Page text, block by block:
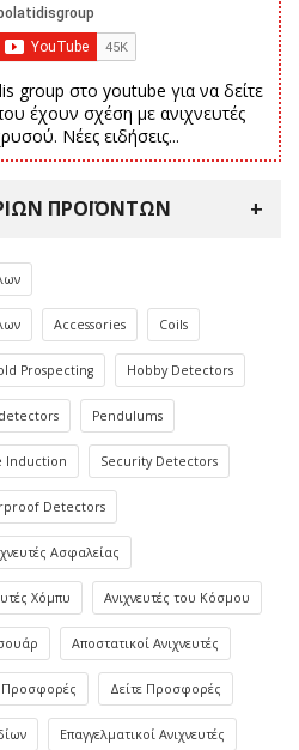
group στο youtube για να δείτε
έχουν σχέση με ανιχνευτές
Νέες ειδήσεις...
ΠΡΟΪΌΝΤΩΝ
Accessories Coils
Prospecting Hobby Detectors
Pendulums
Induction Security Detectors
Detectors
Ασφαλείας
Χόμπυ Ανιχνευτές του Κόσμου
Αποστατικοί Ανιχνευτές
Προσφορές Δείτε Προσφορές
Επαγγελματικοί Ανιχνευτές